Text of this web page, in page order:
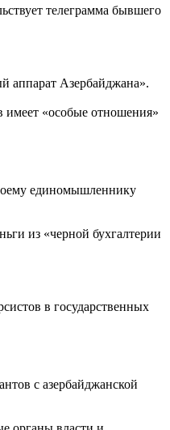
телеграмма бывшего
аппарат Азербайджана».
имеет «особые отношения»
единомышленнику
из «черной бухгалтерии
в государственных
с азербайджанской